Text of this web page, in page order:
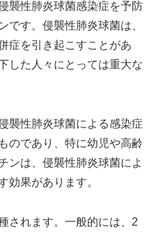
襲性肺炎球菌感染症を予防
です。侵襲性肺炎球菌は、
症を引き起こすことがあ
した人々にとっては重大な
襲性肺炎球菌による感染症
のであり、特に幼児や高齢
ンは、侵襲性肺炎球菌によ
効果があります。
されます。一般的には、2